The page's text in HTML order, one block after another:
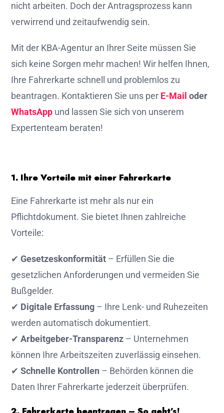
nicht arbeiten. Doch der Antragsprozess kann
verwirrend und zeitaufwendig sein.
Mit der KBA-Agentur an Ihrer Seite müssen Sie
sich keine Sorgen mehr machen! Wir helfen Ihnen,
Ihre Fahrerkarte schnell und problemlos zu
beantragen. Kontaktieren Sie uns per E-Mail oder
WhatsApp und lassen Sie sich von unserem
Expertenteam beraten!
1. Ihre Vorteile mit einer Fahrerkarte
Eine Fahrerkarte ist mehr als nur ein
Pflichtdokument. Sie bietet Ihnen zahlreiche
Vorteile:
✔ Gesetzeskonformität – Erfüllen Sie die
gesetzlichen Anforderungen und vermeiden Sie
Bußgelder.
✔ Digitale Erfassung – Ihre Lenk- und Ruhezeiten
werden automatisch dokumentiert.
✔ Arbeitgeber-Transparenz – Unternehmen
können Ihre Arbeitszeiten zuverlässig einsehen.
✔ Schnelle Kontrollen – Behörden können die
Daten Ihrer Fahrerkarte jederzeit überprüfen.